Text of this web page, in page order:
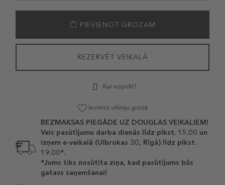
PIEVIENOT GROZAM
REZERVĒT VEIKALĀ
Kur nopirkt?
Ievietot vēlmju grozā
BEZMAKSAS PIEGĀDE UZ DOUGLAS VEIKALIEM!
Veic pasūtījumu darba dienās līdz plkst. 15.00 un
izņem e-veikalā (Ulbrokas 30, Rīgā) līdz plkst.
19.00*.
*Jums tiks nosūtīta ziņa, kad pasūtījums būs
gatavs saņemšanai!